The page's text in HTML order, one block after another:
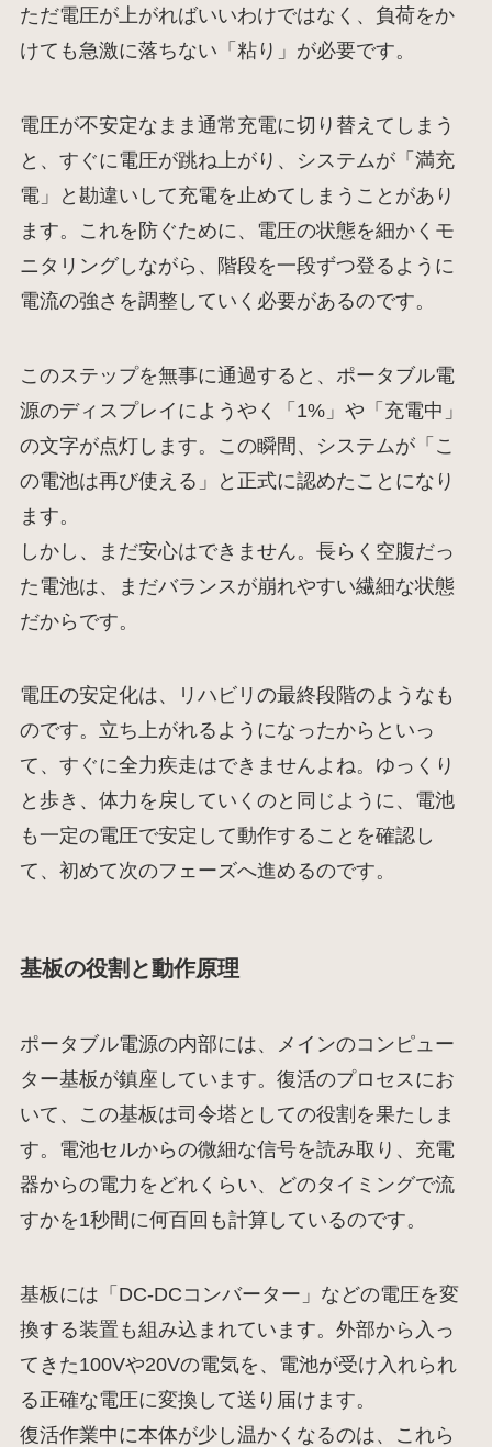
ただ電圧が上がればいいわけではなく、負荷をか
けても急激に落ちない「粘り」が必要です。
電圧が不安定なまま通常充電に切り替えてしまう
と、すぐに電圧が跳ね上がり、システムが「満充
電」と勘違いして充電を止めてしまうことがあり
ます。これを防ぐために、電圧の状態を細かくモ
ニタリングしながら、階段を一段ずつ登るように
電流の強さを調整していく必要があるのです。
このステップを無事に通過すると、ポータブル電
源のディスプレイにようやく「1%」や「充電中」
の文字が点灯します。この瞬間、システムが「こ
の電池は再び使える」と正式に認めたことになり
ます。
しかし、まだ安心はできません。長らく空腹だっ
た電池は、まだバランスが崩れやすい繊細な状態
だからです。
電圧の安定化は、リハビリの最終段階のようなも
のです。立ち上がれるようになったからといっ
て、すぐに全力疾走はできませんよね。ゆっくり
と歩き、体力を戻していくのと同じように、電池
も一定の電圧で安定して動作することを確認し
て、初めて次のフェーズへ進めるのです。
基板の役割と動作原理
ポータブル電源の内部には、メインのコンピュー
ター基板が鎮座しています。復活のプロセスにお
いて、この基板は司令塔としての役割を果たしま
す。電池セルからの微細な信号を読み取り、充電
器からの電力をどれくらい、どのタイミングで流
すかを1秒間に何百回も計算しているのです。
基板には「DC-DCコンバーター」などの電圧を変
換する装置も組み込まれています。外部から入っ
てきた100Vや20Vの電気を、電池が受け入れられ
る正確な電圧に変換して送り届けます。
復活作業中に本体が少し温かくなるのは、これら